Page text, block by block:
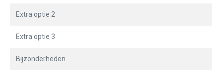
Extra optie 2
Extra optie 3
Bijzonderheden